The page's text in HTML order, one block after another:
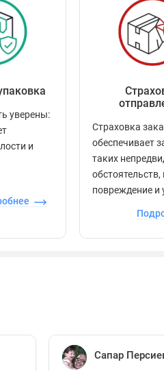
уверены:
и
Страховка
обеспечивает
таких
обстоятельств,
повреждение и
Сапар